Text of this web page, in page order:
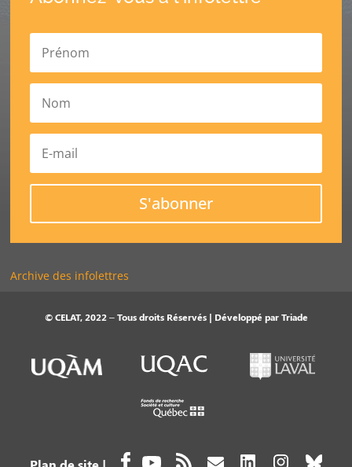
S'abonner
Archive des infolettres
© CELAT, 2022 – Tous droits Réservés | Développé parTriade